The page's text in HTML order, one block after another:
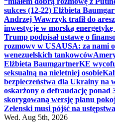
sukces (12-22) Elżbieta
Andrzej Wawrzyk trafił do
inwestycje w morską
Trump podpisał ustawę o
rozmowy w USAUSA: za nami
wenezuelskich tankowców
Elżbieta BaumgartnerKE
seksualną na nieletniej osobie
bezpieczeństwa dla Ukrainy na
oskarżony o defraudację ponad
skorygowaną wersję planu
Zełenski musi pójść na ustępstwa
Wed. Aug 5th, 2026